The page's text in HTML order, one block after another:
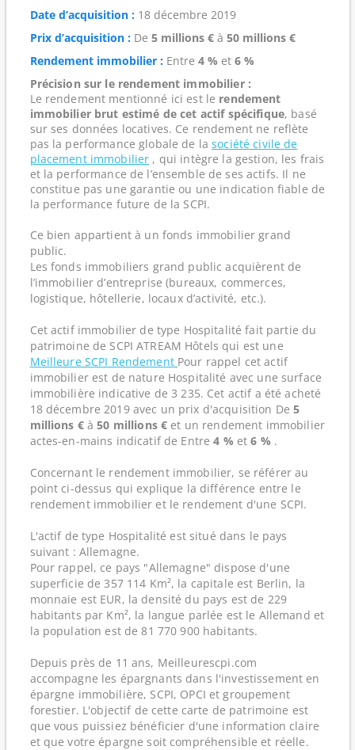
Date d’acquisition :18 décembre 2019
Prix d’acquisition :De 5 millions €à 50 millions €
Rendement immobilier :Entre 4 % et 6 %
Précision sur le rendement immobilier :
Le rendement mentionné ici est le rendement
immobilier brut estimé de cet actif spécifique, basé
sur ses données locatives. Ce rendement ne reflète
pas la performance globale de lasociété civile de
placement immobilier , qui intègre la gestion, les frais
et la performance de l’ensemble de ses actifs. Il ne
constitue pas une garantie ou une indication fiable de
la performance future de la SCPI.
Ce bien appartient à un fonds immobilier grand
public.
Les fonds immobiliers grand public acquièrent de
l’immobilier d’entreprise (bureaux, commerces,
logistique, hôtellerie, locaux d’activité, etc.).
Cet actif immobilier de type Hospitalité fait partie du
patrimoine de SCPI ATREAM Hôtels qui est une
Meilleure SCPI Rendement Pour rappel cet actif
immobilier est de nature Hospitalité avec une surface
immobilière indicative de 3 235. Cet actif a été acheté
18 décembre 2019 avec un prix d'acquisition De5
millions €à50 millions € et un rendement immobilier
actes-en-mains indicatif de Entre4 % et6 % .
Concernant le rendement immobilier, se référer au
point ci-dessus qui explique la différence entre le
rendement immobilier et le rendement d'une SCPI.
L'actif de type Hospitalité est situé dans le pays
suivant : Allemagne.
Pour rappel, ce pays "Allemagne" dispose d'une
superficie de 357 114 Km², la capitale est Berlin, la
monnaie est EUR, la densité du pays est de 229
habitants par Km², la langue parlée est le Allemand et
la population est de 81 770 900 habitants.
Depuis près de 11 ans, Meilleurescpi.com
accompagne les épargnants dans l'investissement en
épargne immobilière, SCPI, OPCI et groupement
forestier. L'objectif de cette carte de patrimoine est
que vous puissiez bénéficier d'une information claire
et que votre épargne soit compréhensible et réelle.